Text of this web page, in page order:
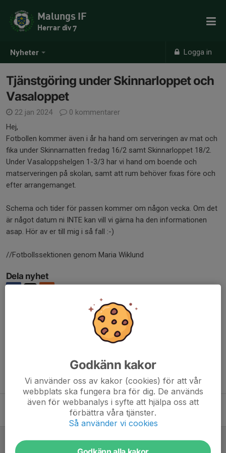
Nyheter Logga in
Malungs IF
Herrar div 7
Tjänstgöring under Skinnarloppet och
Vasaloppet
22 jan 2024
0 kommentarer
Hej,
Fotbollen kommer även i år ha hand om serveringen av mat och
fika under Skinnarnatten fredag 16/2 samt Skinnarloppet 18/2.
Under Vasaloppshelgen 1-3/3 har vi hand om boende och
matserveringen på skolan, samt att rum behöver fixas före och
efter arrangemanget.
Schema och tider för passen kommer om någon vecka. Om det
är något datum ni INTE kan vill vi gärna ha den informationen
asap. Hör av er till mig i så fall :-)
//Fotbollssektionen genom Maria Wiklund
Dela nyhet
Tidigare nyheter
Försäljning av Ravelli
27 mar, 08:10 0
0
Godkänn kakor
Vi använder oss av kakor (cookies) för att vår
webbplats ska fungera bra för dig. De används
även för webbanalys i syfte att hjälpa oss att
förbättra våra tjänster.
Så använder vi cookies